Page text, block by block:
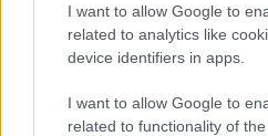
I want to allow Google to
related to analytics like
device identifiers in apps.
I want to allow Google to
related to functionality of